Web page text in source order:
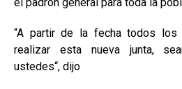
“A partir de la fecha todos los
realizar esta nueva junta,
ustedes“, dijo